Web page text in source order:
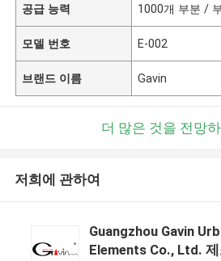
공급 능력 1000개 부분 /
모델 번호 E-002
브랜드 이름 Gavin
더 많은 것을 전망
저희에 관하여
Guangzhou Gavin
Elements Co., Ltd.